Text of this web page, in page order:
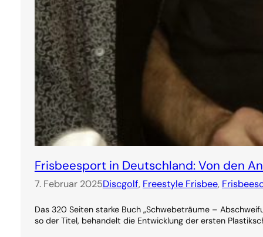
Frisbeesport in Deutschland: Von den
7. Februar 2025Discgolf, Freestyle Frisbee,
Das 320 Seiten starke Buch „Schwebeträume –
so der Titel, behandelt die Entwicklung der ersten